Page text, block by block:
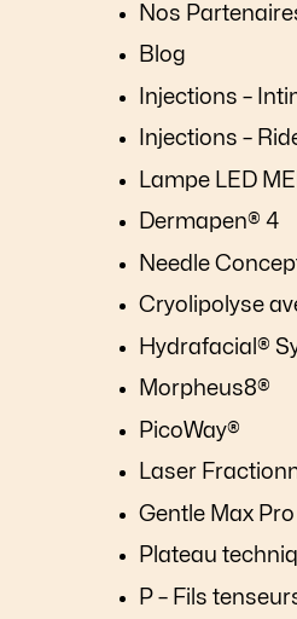
Nos
Blog
Injections –
Injections –
Lampe LED
Dermapen® 4
Needle
Cryolipolyse
Hydrafacial®
Morpheus8®
PicoWay®
Laser
Gentle Max
Plateau
P – Fils